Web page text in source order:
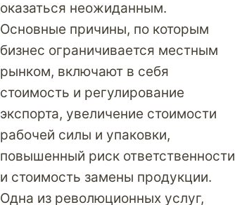
оказаться неожиданным.
Основные причины, по которым
бизнес ограничивается местным
рынком, включают в себя
стоимость и регулирование
экспорта, увеличение стоимости
рабочей силы и упаковки,
повышенный риск ответственности
и стоимость замены продукции.
Одна из революционных услуг,